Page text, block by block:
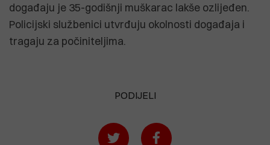
događaju je 35-godišnji muškarac lakše ozlijeđen.
Policijski službenici utvrđuju okolnosti događaja i
tragaju za počiniteljima.
PODIJELI